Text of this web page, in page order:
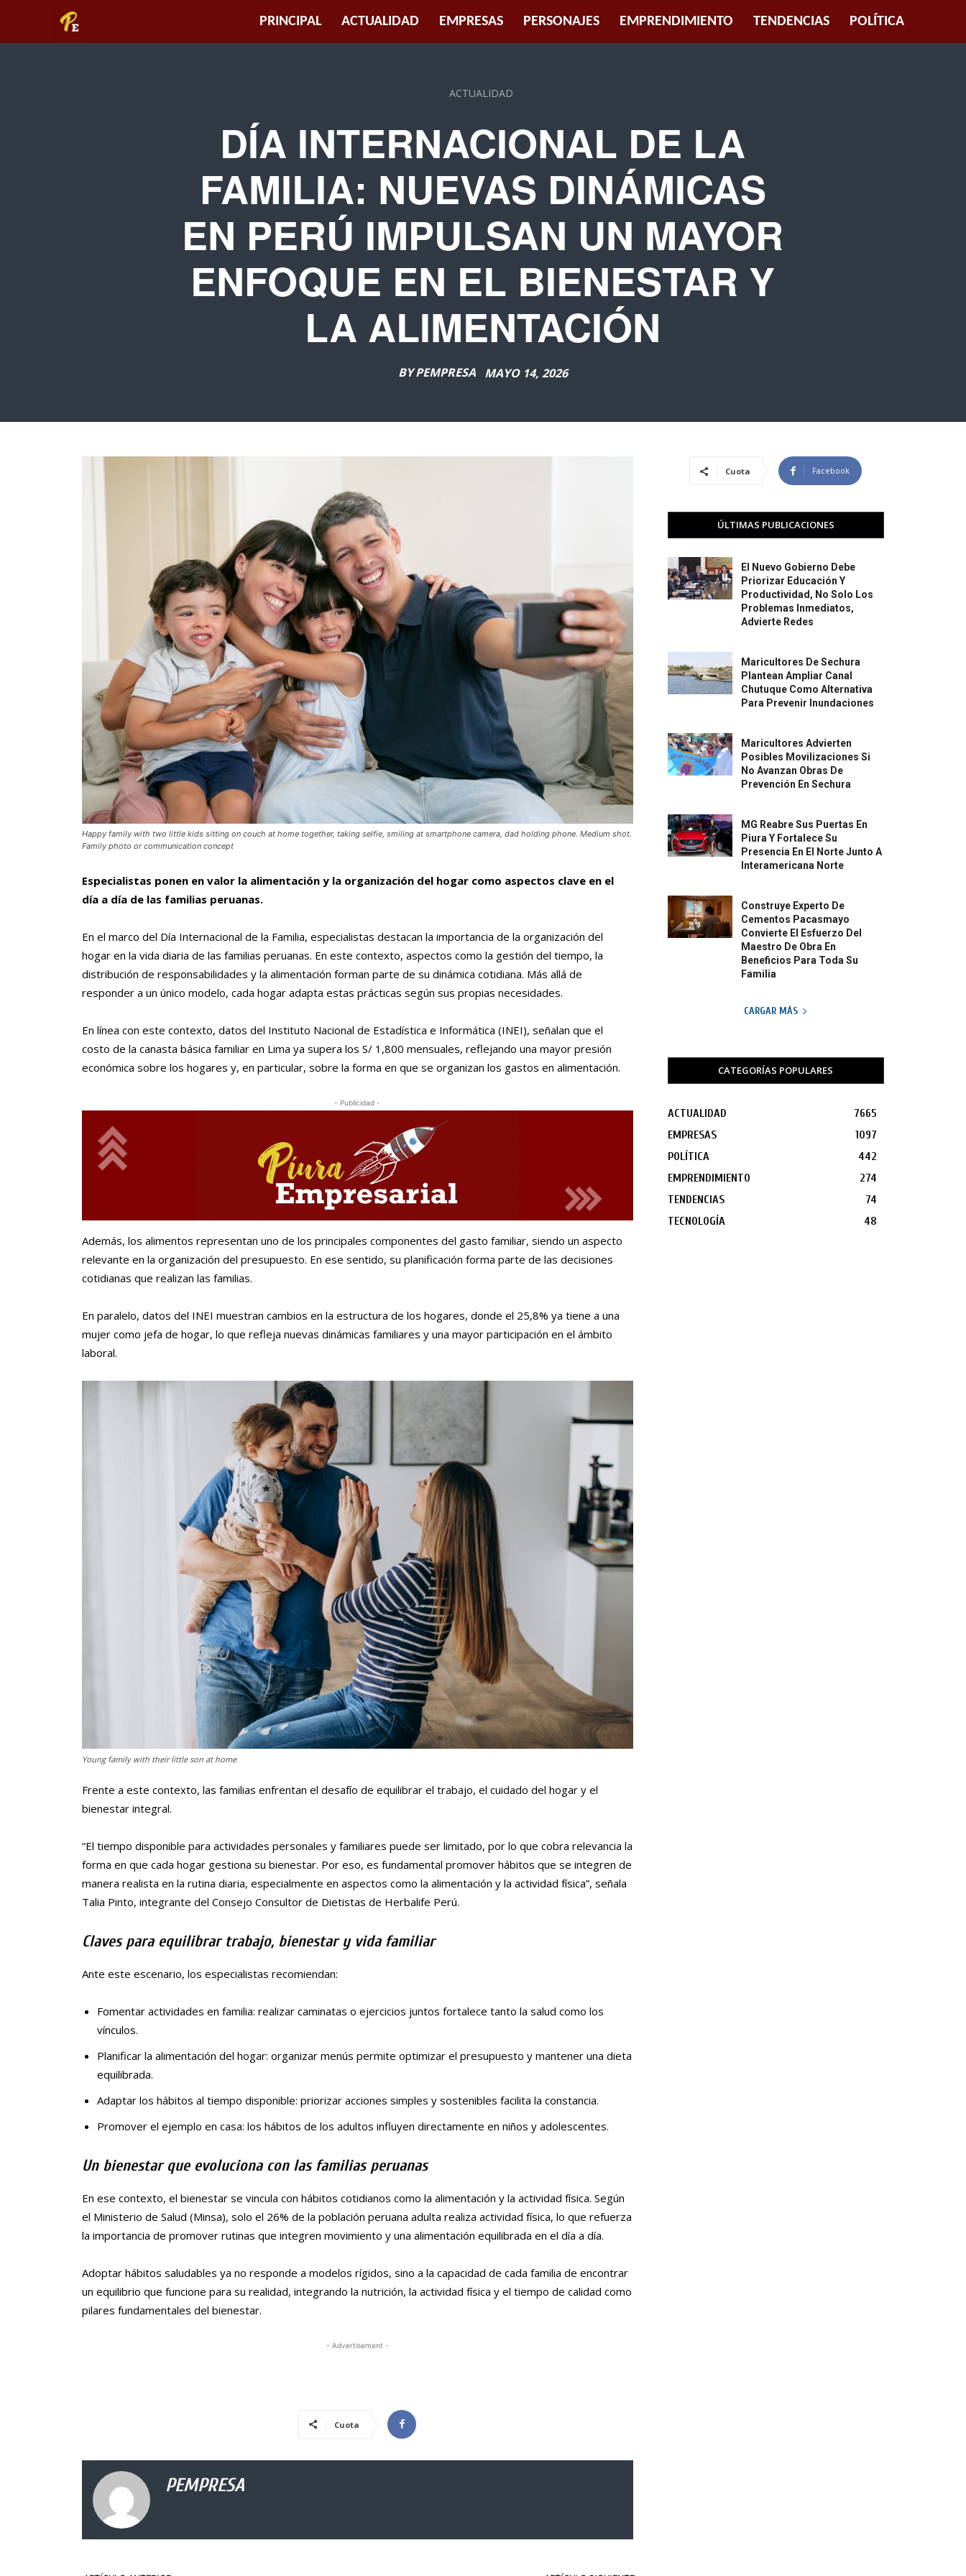
PRINCIPAL ACTUALIDAD EMPRESAS PERSONAJES EMPRENDIMIENTO TENDENCIAS POLÍTICA
ACTUALIDAD
DÍA INTERNACIONAL DE LA
FAMILIA: NUEVAS DINÁMICAS
EN PERÚ IMPULSAN UN MAYOR
ENFOQUE EN EL BIENESTAR Y
LA ALIMENTACIÓN
BYPEMPRESA MAYO 14, 2026
Happy family with two little kids sitting on couch at home together, taking selfie, smiling at smartphone camera, dad holding phone. Medium shot.
Family photo or communication concept
Especialistas ponen en valor la alimentación y la organización del hogar como aspectos clave en el
día a día de las familias peruanas.
En el marco del Día Internacional de la Familia, especialistas destacan la importancia de la organización del
hogar en la vida diaria de las familias peruanas. En este contexto, aspectos como la gestión del tiempo, la
distribución de responsabilidades y la alimentación forman parte de su dinámica cotidiana. Más allá de
responder a un único modelo, cada hogar adapta estas prácticas según sus propias necesidades.
En línea con este contexto, datos del Instituto Nacional de Estadística e Informática (INEI), señalan que el
costo de la canasta básica familiar en Lima ya supera los S/ 1,800 mensuales, reflejando una mayor presión
económica sobre los hogares y, en particular, sobre la forma en que se organizan los gastos en alimentación.
- Publicidad -
Además, los alimentos representan uno de los principales componentes del gasto familiar, siendo un aspecto
relevante en la organización del presupuesto. En ese sentido, su planificación forma parte de las decisiones
cotidianas que realizan las familias.
En paralelo, datos del INEI muestran cambios en la estructura de los hogares, donde el 25,8% ya tiene a una
mujer como jefa de hogar, lo que refleja nuevas dinámicas familiares y una mayor participación en el ámbito
laboral.
Young family with their little son at home
Frente a este contexto, las familias enfrentan el desafío de equilibrar el trabajo, el cuidado del hogar y el
bienestar integral.
“El tiempo disponible para actividades personales y familiares puede ser limitado, por lo que cobra relevancia la
forma en que cada hogar gestiona su bienestar. Por eso, es fundamental promover hábitos que se integren de
manera realista en la rutina diaria, especialmente en aspectos como la alimentación y la actividad física”, señala
Talia Pinto, integrante del Consejo Consultor de Dietistas de Herbalife Perú.
Claves para equilibrar trabajo, bienestar y vida familiar
Ante este escenario, los especialistas recomiendan:
Fomentar actividades en familia: realizar caminatas o ejercicios juntos fortalece tanto la salud como los
vínculos.
Planificar la alimentación del hogar: organizar menús permite optimizar el presupuesto y mantener una dieta
equilibrada.
Adaptar los hábitos al tiempo disponible: priorizar acciones simples y sostenibles facilita la constancia.
Promover el ejemplo en casa: los hábitos de los adultos influyen directamente en niños y adolescentes.
Un bienestar que evoluciona con las familias peruanas
En ese contexto, el bienestar se vincula con hábitos cotidianos como la alimentación y la actividad física. Según
el Ministerio de Salud (Minsa), solo el 26% de la población peruana adulta realiza actividad física, lo que refuerza
la importancia de promover rutinas que integren movimiento y una alimentación equilibrada en el día a día.
Adoptar hábitos saludables ya no responde a modelos rígidos, sino a la capacidad de cada familia de encontrar
un equilibrio que funcione para su realidad, integrando la nutrición, la actividad física y el tiempo de calidad como
pilares fundamentales del bienestar.
- Advertisement -
Cuota
PEMPRESA
Cuota Facebook
ÚLTIMAS PUBLICACIONES
El Nuevo Gobierno Debe
Priorizar Educación Y
Productividad, No Solo Los
Problemas Inmediatos,
Advierte Redes
Maricultores De Sechura
Plantean Ampliar Canal
Chutuque Como Alternativa
Para Prevenir Inundaciones
Maricultores Advierten
Posibles Movilizaciones Si
No Avanzan Obras De
Prevención En Sechura
MG Reabre Sus Puertas En
Piura Y Fortalece Su
Presencia En El Norte Junto A
Interamericana Norte
Construye Experto De
Cementos Pacasmayo
Convierte El Esfuerzo Del
Maestro De Obra En
Beneficios Para Toda Su
Familia
CARGAR MÁS
CATEGORÍAS POPULARES
ACTUALIDAD
7665
EMPRESAS
1097
POLÍTICA
442
EMPRENDIMIENTO
274
TENDENCIAS
74
TECNOLOGÍA
48